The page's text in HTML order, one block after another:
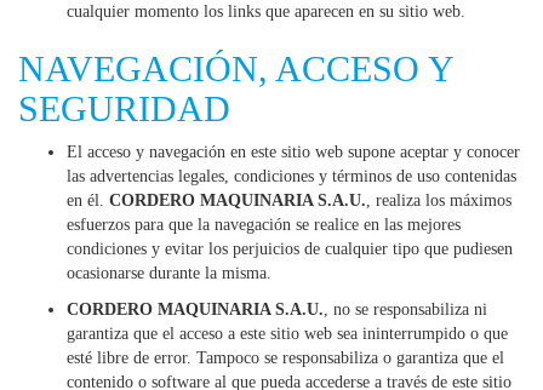
cualquier momento los links que aparecen en su sitio web.
NAVEGACIÓN, ACCESO Y
SEGURIDAD
El acceso y navegación en este sitio web supone aceptar y conocer
las advertencias legales, condiciones y términos de uso contenidas
en él. CORDERO MAQUINARIA S.A.U., realiza los máximos
esfuerzos para que la navegación se realice en las mejores
condiciones y evitar los perjuicios de cualquier tipo que pudiesen
ocasionarse durante la misma.
CORDERO MAQUINARIA S.A.U., no se responsabiliza ni
garantiza que el acceso a este sitio web sea ininterrumpido o que
esté libre de error. Tampoco se responsabiliza o garantiza que el
contenido o software al que pueda accederse a través de este sitio